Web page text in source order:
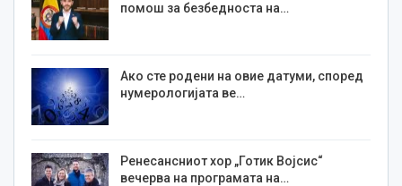
помош за безбедноста на…
Ако сте родени на овие датуми, според
нумерологијата ве…
Ренесансниот хор „Готик Војсис“
вечерва на програмата на…